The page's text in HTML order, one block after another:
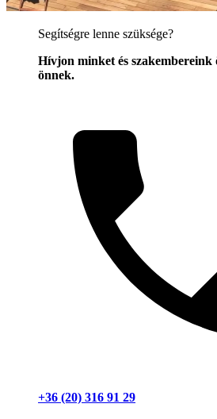
Segítségre lenne szüksége?
Hívjon minket és szakembereink
önnek.
+36 (20) 316 91 29